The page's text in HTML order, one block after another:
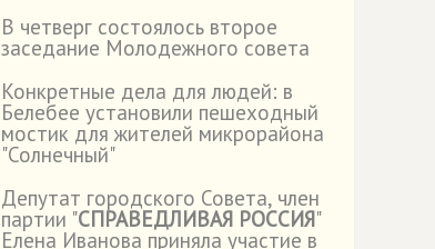
В четверг состоялось второе
заседание Молодежного совета
Конкретные дела для людей: в
Белебее установили пешеходный
мостик для жителей микрорайона
"Солнечный"
Депутат городского Совета, член
партии "СПРАВЕДЛИВАЯ РОССИЯ"
Елена Иванова приняла участие в